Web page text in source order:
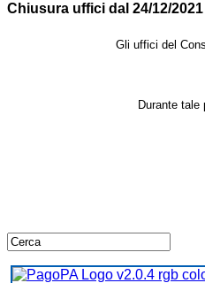
Chiusura uffici dal 24/12/2021
Gli uffici del
Durante tale
331
334